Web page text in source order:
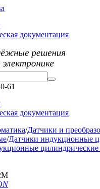
документация
61
документация
/Датчики и
/Датчики индукционные